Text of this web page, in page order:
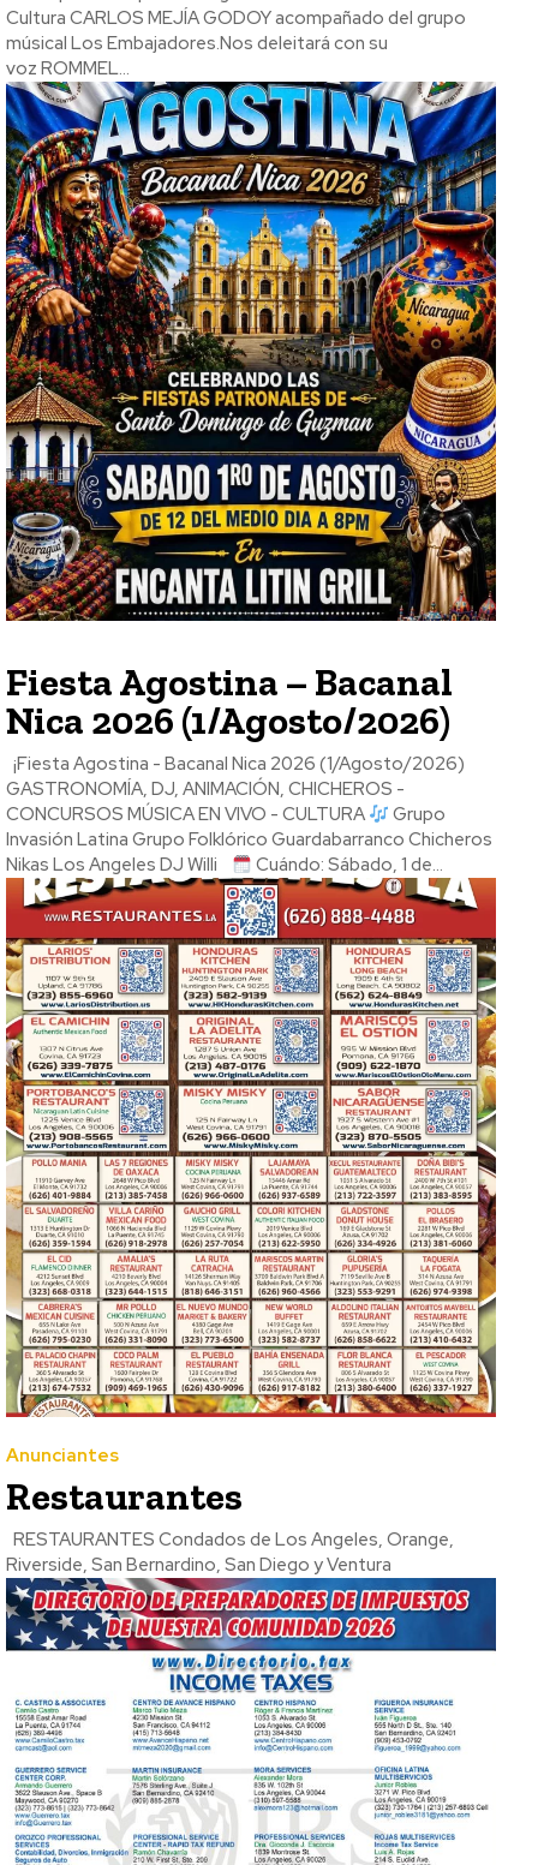
Cultura CARLOS MEJÍA GODOY acompañado del grupo
músical Los Embajadores.Nos deleitará con su
voz ROMMEL...
Fiesta Agostina – Bacanal
Nica 2026 (1/Agosto/2026)
¡Fiesta Agostina - Bacanal Nica 2026 (1/Agosto/2026)
GASTRONOMÍA, DJ, ANIMACIÓN, CHICHEROS -
CONCURSOS MÚSICA EN VIVO - CULTURA
Grupo
Invasión Latina Grupo Folklórico Guardabarranco Chicheros
Nikas Los Angeles DJ Willi
Cuándo: Sábado, 1 de...
Anunciantes
Restaurantes
RESTAURANTES Condados de Los Angeles, Orange,